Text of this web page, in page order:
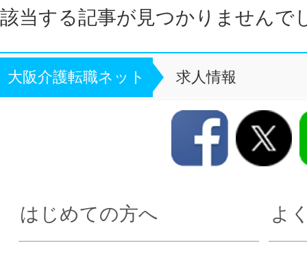
該当する記事が見つかりませんで
大阪介護転職ネット 求人情報
はじめての方へ よ